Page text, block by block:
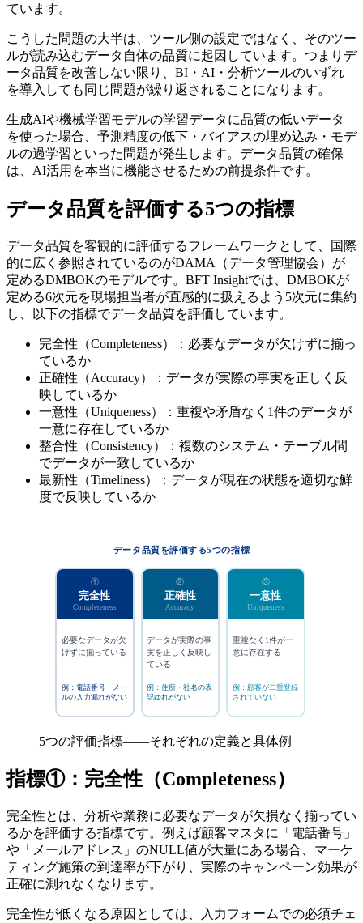
ています。
こうした問題の大半は、ツール側の設定ではなく、そのツー
ルが読み込むデータ自体の品質に起因しています。つまりデ
ータ品質を改善しない限り、BI・AI・分析ツールのいずれ
を導入しても同じ問題が繰り返されることになります。
生成AIや機械学習モデルの学習データに品質の低いデータ
を使った場合、予測精度の低下・バイアスの埋め込み・モデ
ルの過学習といった問題が発生します。データ品質の確保
は、AI活用を本当に機能させるための前提条件です。
データ品質を評価する5つの指標
データ品質を客観的に評価するフレームワークとして、国際
的に広く参照されているのがDAMA（データ管理協会）が
定めるDMBOKのモデルです。BFT Insightでは、DMBOKが
定める6次元を現場担当者が直感的に扱えるよう5次元に集約
し、以下の指標でデータ品質を評価しています。
完全性（Completeness）：必要なデータが欠けずに揃っ
ているか
正確性（Accuracy）：データが実際の事実を正しく反
映しているか
一意性（Uniqueness）：重複や矛盾なく1件のデータが
一意に存在しているか
整合性（Consistency）：複数のシステム・テーブル間
でデータが一致しているか
最新性（Timeliness）：データが現在の状態を適切な鮮
度で反映しているか
データ品質を評価する5つの指標
①
完全性
Completeness
必要なデータが欠
けずに揃っている
例： 電話番号・メー
ルの入力漏れがない
②
正確性
Accuracy
データが実際の事
実を正しく反映し
ている
例：住所・社名の表
記ゆれがない
③
一意性
Uniqueness
重複なく1件が一
意に存在する
例： 顧客が二重登録
されていない
5つの評価指標——それぞれの定義と具体例
指標①：完全性（Completeness）
完全性とは、分析や業務に必要なデータが欠損なく揃ってい
るかを評価する指標です。例えば顧客マスタに「電話番号」
や「メールアドレス」のNULL値が大量にある場合、マーケ
ティング施策の到達率が下がり、実際のキャンペーン効果が
正確に測れなくなります。
完全性が低くなる原因としては、入力フォームでの必須チェ